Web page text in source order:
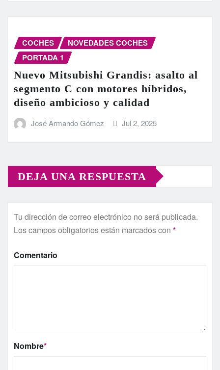
COCHES
NOVEDADES COCHES
PORTADA 1
Nuevo Mitsubishi Grandis: asalto al
segmento C con motores híbridos,
diseño ambicioso y calidad
José Armando Gómez Jul 2, 2025
DEJA UNA RESPUESTA
Tu dirección de correo electrónico no será publicada.
Los campos obligatorios están marcados con *
Comentario
Nombre*